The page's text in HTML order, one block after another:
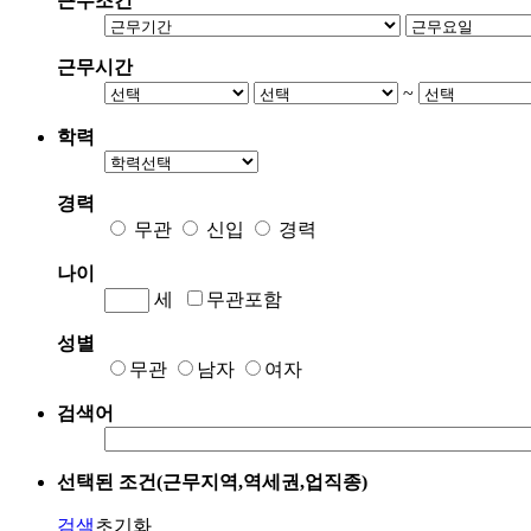
근무시간
~
학력
경력
무관
신입 경력
나이
세
무관포함
성별
무관
남자 여자
검색어
선택된 조건(근무지역,역세권,업직종)
검색초기화